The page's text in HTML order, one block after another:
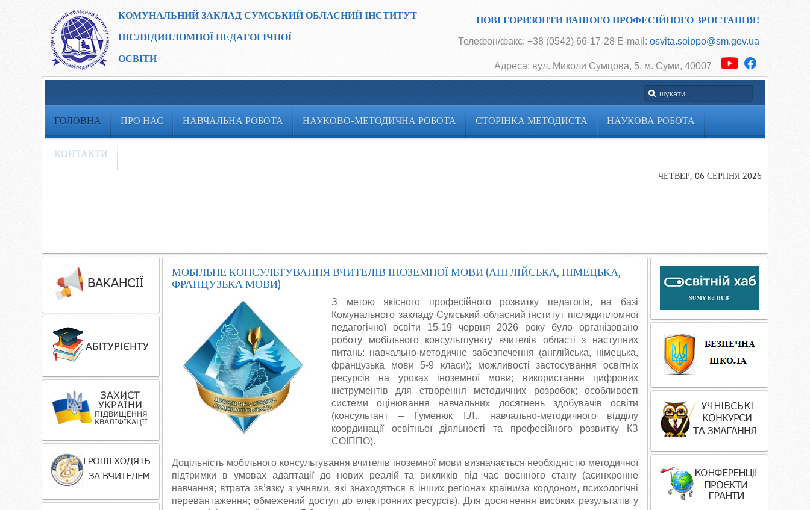
КОМУНАЛЬНИЙ ЗАКЛАД СУМСЬКИЙ ОБЛАСНИЙ ІНСТИТУТ
ПІСЛЯДИПЛОМНОЇ ПЕДАГОГІЧНОЇ
ОСВІТИ
НОВІ ГОРИЗОНТИ ВАШОГО ПРОФЕСІЙНОГО ЗРОСТАННЯ!
Телефон/факс: +38 (0542) 66-17-28 E-mail: osvita.soippo@sm.gov.ua
Адреса: вул. Миколи Сумцова, 5, м. Суми, 40007
ГОЛОВНА ПРО НАС НАВЧАЛЬНА РОБОТА НАУКОВО-МЕТОДИЧНА РОБОТА СТОРІНКА МЕТОДИСТА НАУКОВА РОБОТА
КОНТАКТИ
ЧЕТВЕР, 06 СЕРПНЯ 2026
МОБІЛЬНЕ КОНСУЛЬТУВАННЯ ВЧИТЕЛІВ ІНОЗЕМНОЇ МОВИ (АНГЛІЙСЬКА, НІМЕЦЬКА,
ФРАНЦУЗЬКА МОВИ)
З метою якісного професійного розвитку педагогів, на базі
Комунального закладу Сумський обласний інститут післядипломної
педагогічної освіти 15-19 червня 2026 року було організовано
роботу мобільного консультпункту вчителів області з наступних
питань: навчально-методичне забезпечення (англійська, німецька,
французька мови 5-9 класи); можливості застосування освітніх
ресурсів на уроках іноземної мови; використання цифрових
інструментів для створення методичних розробок; особливості
системи оцінювання навчальних досягнень здобувачів освіти
(консультант – Гуменюк І.Л., навчально-методичного відділу
координації освітньої діяльності та професійного розвитку КЗ
СОІППО).
Доцільність мобільного консультування вчителів іноземної мови визначається необхідністю методичної
підтримки в умовах адаптації до нових реалій та викликів під час воєнного стану (асинхронне
навчання; втрата зв’язку з учнями, які знаходяться в інших регіонах країни/за кордоном, психологічні
перевантаження; обмежений доступ до електронних ресурсів). Для досягнення високих результатів у